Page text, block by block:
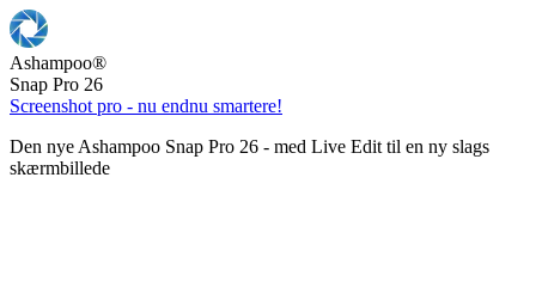
Ashampoo®
Snap Pro 26
Screenshot pro - nu endnu smartere!
Den nye Ashampoo Snap Pro 26 - med Live Edit til en ny slags
skærmbillede